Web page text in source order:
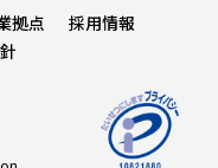
拠点
採用情報